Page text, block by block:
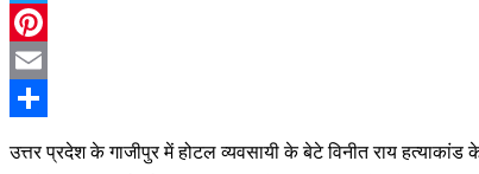
Twitter
Pinterest
Email
उत्तर प्रदेश के गाजीपुर में होटल व्यवसायी के बेटे विनीत राय